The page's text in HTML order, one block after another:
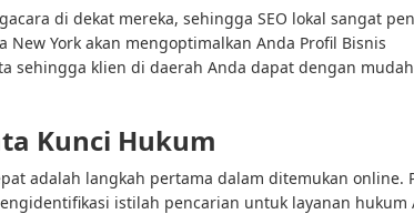
di dekat mereka, sehingga SEO lokal sangat
New York akan mengoptimalkan Anda Profil Bisnis
sehingga klien di daerah Anda dapat dengan mudah
Kunci Hukum
adalah langkah pertama dalam ditemukan online.
istilah pencarian untuk layanan hukum